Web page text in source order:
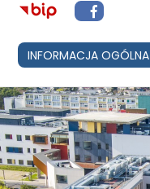
INFORMACJA OGÓLNA